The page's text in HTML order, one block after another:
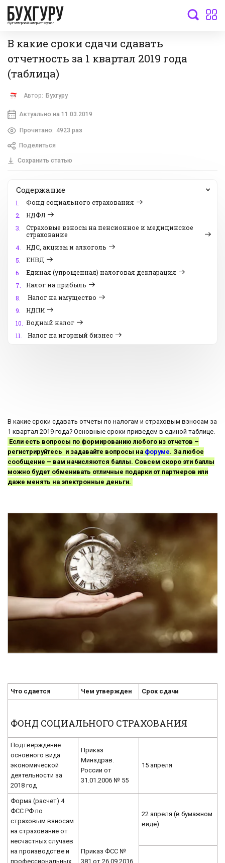
бухгалтерский интернет-журнал
В какие сроки сдачи сдавать
отчетность за 1 квартал 2019 года
(таблица)
Автор: Бухгуру
Актуально на 11.03.2019
Прочитано: 4923 раз
Поделиться
Сохранить статью
Содержание
1.
Фонд социального страхования
2.
НДФЛ
3.
Страховые взносы на пенсионное и медицинское
страхование
4.
НДС, акцизы и алкоголь
5.
ЕНВД
6.
Единая (упрощенная) налоговая декларация
7.
Налог на прибыль
8.
Налог на имущество
9.
НДПИ
10. Водный налог
11.
Налог на игорный бизнес
В какие сроки сдавать отчеты по налогам и страховым взносам за
1 квартал 2019 года? Основные сроки приведем в единой таблице.
Если есть вопросы по формированию любого из отчетов –
регистрируйтесь и задавайте вопросы на форуме. За любое
сообщение – вам начисляются баллы. Совсем скоро эти баллы
можно будет обменивать отличные подарки от партнеров или
даже менять на электронные деньги.
Что сдается Чем утвержден Срок сдачи
ФОНД СОЦИАЛЬНОГО СТРАХОВАНИЯ
Подтверждение
основного вида
экономической
деятельности за
2018 год
Приказ
Минздрав.
России от
31.01.2006 № 55
15 апреля
Форма (расчет) 4
ФСС РФ по
страховым взносам
на страхование от
несчастных случаев
на производстве и
профессиональных
Приказ ФСС №
381 от 26.09.2016
22 апреля (в бумажном
виде)